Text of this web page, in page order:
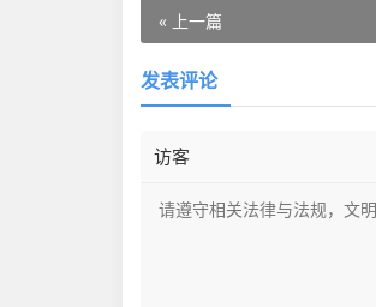
« 上一篇
发表评论